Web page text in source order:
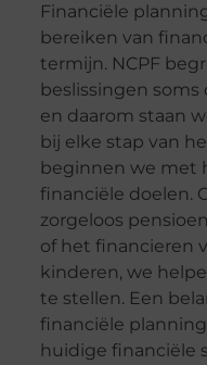
Financiële
bereiken van
termijn. NCPF
beslissingen
en daarom staan
bij elke stap van
beginnen we met
financiële doelen.
zorgeloos
of het financieren
kinderen, we
te stellen. Een
financiële
huidige financiële